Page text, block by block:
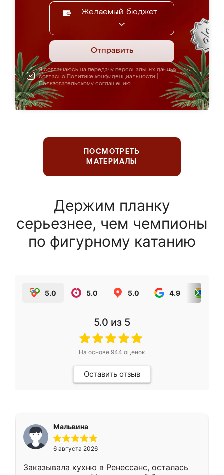
Желаемый бюджет
Отправить
Я соглашаюсь на передачу персональных данных
согласно Политике конфиденциальности
Пользовательскому соглашению
ПОСМОТРЕТЬ
МАТЕРИАЛЫ
Держим планку
серьезнее, чем чемпионы
по фигурному катанию
5.0 5.0 5.0 4.9
5.0 из 5
На основе 944 оценок
Оставить отзыв
Мальвина
6 августа 2026
Заказывала кухню в Ренессанс, осталась